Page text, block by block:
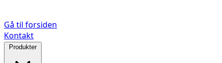
Gå til forsiden
Kontakt
Produkter